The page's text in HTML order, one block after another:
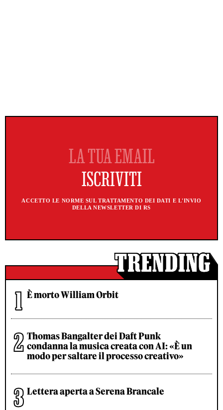
ACCETTO LE NORME SUL TRATTAMENTO DEI DATI E L'INVIO
DELLA NEWSLETTER DI RS
È morto William Orbit
Thomas Bangalter dei Daft Punk
condanna la musica creata con AI: «È un
modo per saltare il processo creativo»
Lettera aperta a Serena Brancale